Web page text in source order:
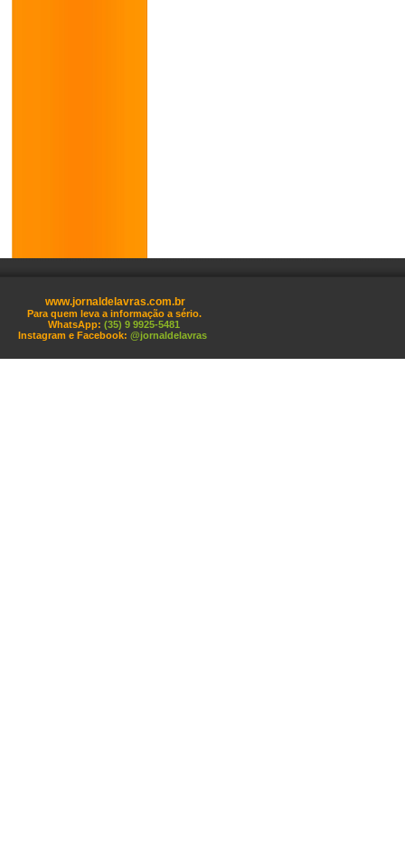
www.jornaldelavras.com.br
Para quem leva a informação a sério.
WhatsApp: (35) 9 9925-5481
Instagram e Facebook: @jornaldelavras